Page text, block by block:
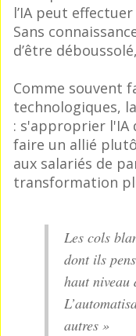
l’IA peut
Sans
d’être
Comme souvent
technologiques,
: s'approprier l'IA
faire un allié
aux salariés de
transformation
Les cols
dont ils
haut niveau
autres »